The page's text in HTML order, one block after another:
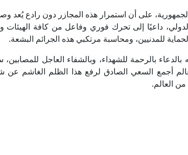
على أن استمرار هذه المجازر دون رادع يُعد
داعيًا إلى تحرك فوري وفاعل من كافة الهيئات
للمدنيين، ومحاسبة مرتكبي هذه الجرائم البشعة.
بالدعاء بالرحمة للشهداء، وبالشفاء العاجل
أجمع السعي الصادق لرفع هذا الظلم الغاشم
العالم.